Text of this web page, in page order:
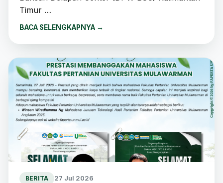
Timur …
BACA SELENGKAPNYA →
BERITA 27 Jul 2026